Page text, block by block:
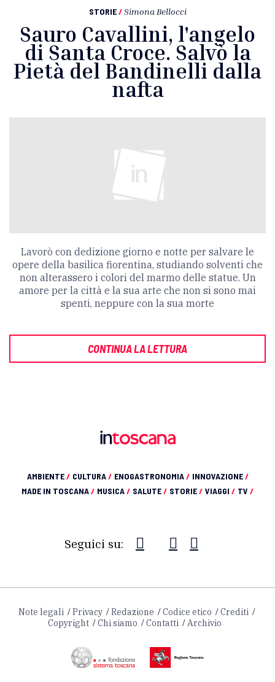
STORIE / Simona Bellocci
Sauro Cavallini, l'angelo
di Santa Croce. Salvò la
Pietà del Bandinelli dalla
nafta
Lavorò con dedizione giorno e notte per salvare le
opere della basilica fiorentina, studiando solventi che
non alterassero i colori del marmo delle statue. Un
amore per la città e la sua arte che non si sono mai
spenti, neppure con la sua morte
CONTINUA LA LETTURA
AMBIENTE/ CULTURA/ ENOGASTRONOMIA/ INNOVAZIONE/
MADE IN TOSCANA/ MUSICA/ SALUTE/ STORIE/ VIAGGI / TV /
Seguici su:
Note legali Privacy Redazione Codice etico
Crediti
Copyright
Chi siamo Contatti Archivio